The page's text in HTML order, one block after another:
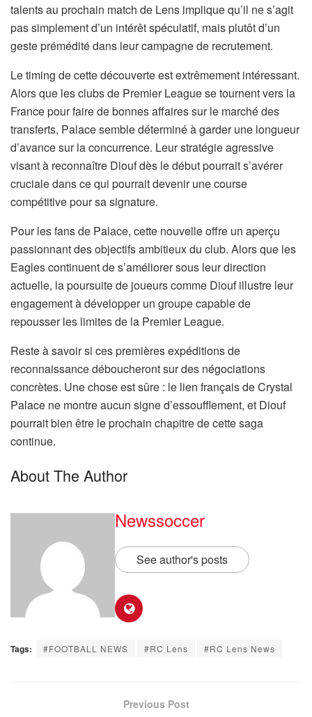
talents au prochain match de Lens implique qu’il ne s’agit
pas simplement d’un intérêt spéculatif, mais plutôt d’un
geste prémédité dans leur campagne de recrutement.
Le timing de cette découverte est extrêmement intéressant.
Alors que les clubs de Premier League se tournent vers la
France pour faire de bonnes affaires sur le marché des
transferts, Palace semble déterminé à garder une longueur
d’avance sur la concurrence. Leur stratégie agressive
visant à reconnaître Diouf dès le début pourrait s’avérer
cruciale dans ce qui pourrait devenir une course
compétitive pour sa signature.
Pour les fans de Palace, cette nouvelle offre un aperçu
passionnant des objectifs ambitieux du club. Alors que les
Eagles continuent de s’améliorer sous leur direction
actuelle, la poursuite de joueurs comme Diouf illustre leur
engagement à développer un groupe capable de
repousser les limites de la Premier League.
Reste à savoir si ces premières expéditions de
reconnaissance déboucheront sur des négociations
concrètes. Une chose est sûre : le lien français de Crystal
Palace ne montre aucun signe d’essoufflement, et Diouf
pourrait bien être le prochain chapitre de cette saga
continue.
About The Author
Newssoccer
See author's posts
Tags: #FOOTBALL NEWS #RC Lens #RC Lens News
Previous Post